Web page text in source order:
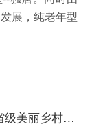
展，纯老年型
试点建设项目